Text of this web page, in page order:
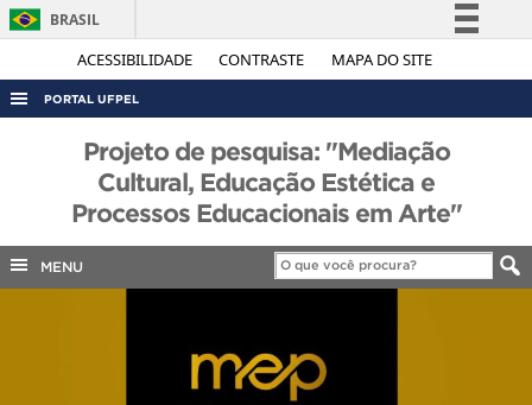
ACESSIBILIDADE CONTRASTE MAPA DO SITE
BRASIL
Simplifique!
Acesso à informação
Legislação
PORTAL UFPEL
ACESSO À INFORMAÇÃO
AUDITORIA
COBALTO
CONCURSOS
Projeto de pesquisa: "Mediação
Cultural, Educação Estética e
Processos Educacionais em Arte"
MENU